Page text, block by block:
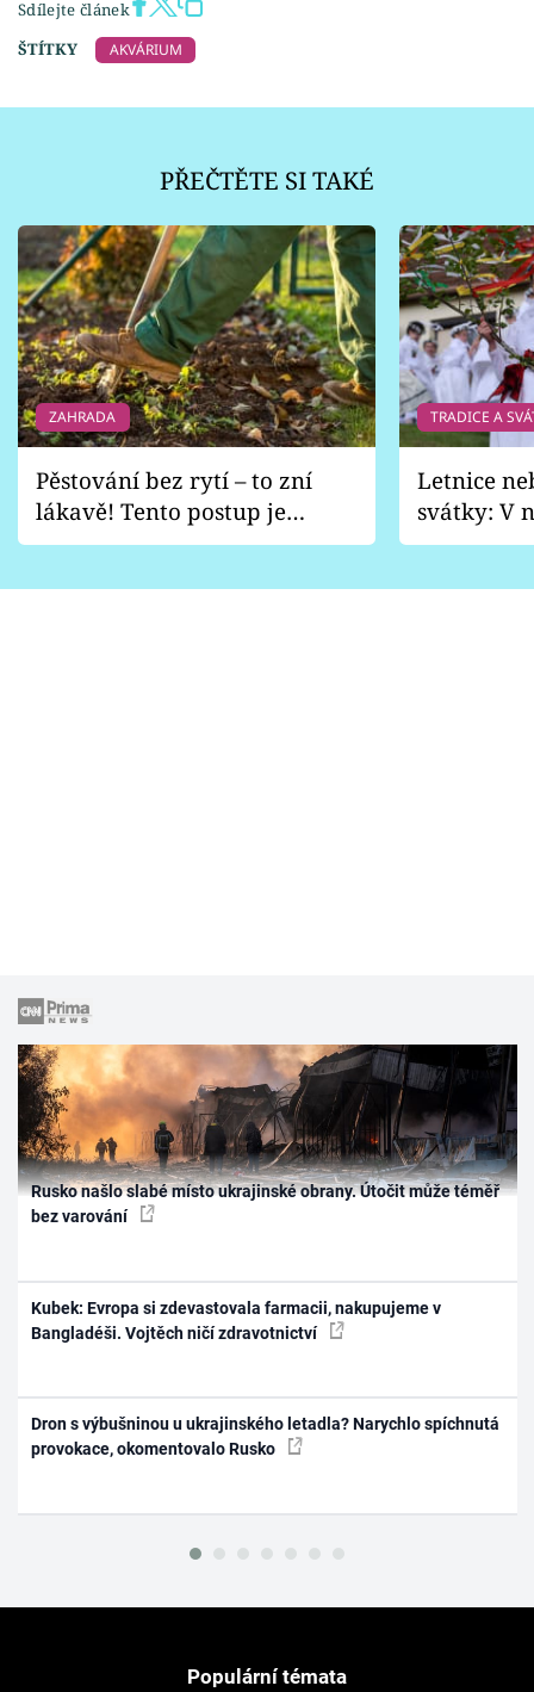
Sdílejte článek
ŠTÍTKY
AKVÁRIUM
PŘEČTĚTE SI TAKÉ
ZAHRADA
Pěstování bez rytí – to zní
lákavě! Tento postup je
vhodný jen pro některé
TRADICE A
Letnice
svátky: V
pondělí
Rusko našlo slabé místo ukrajinské obrany. Útočit může téměř
bez varování
Kubek: Evropa si zdevastovala farmacii, nakupujeme v
Bangladéši. Vojtěch ničí zdravotnictví
Dron s výbušninou u ukrajinského letadla? Narychlo spíchnutá
provokace, okomentovalo Rusko
Populární témata